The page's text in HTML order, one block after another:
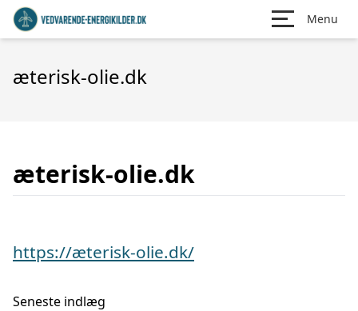
Menu
æterisk-olie.dk
æterisk-olie.dk
https://æterisk-olie.dk/
Seneste indlæg